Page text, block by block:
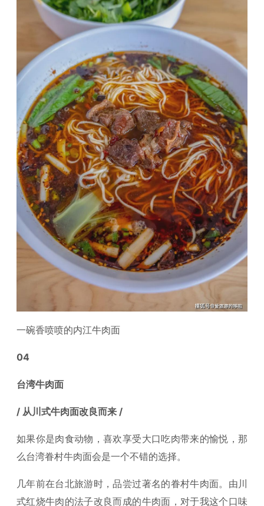
一碗香喷喷的内江牛肉面
04
台湾牛肉面
/ 从川式牛肉面改良而来 /
如果你是肉食动物，喜欢享受大口吃肉带来的愉悦，那
么台湾眷村牛肉面会是一个不错的选择。
几年前在台北旅游时，品尝过著名的眷村牛肉面。由川
式红烧牛肉的法子改良而成的牛肉面，对于我这个口味